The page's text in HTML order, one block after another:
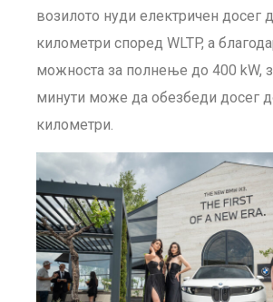
возилото нуди електричен досег
километри според WLTP, а
можноста за полнење до 400 kW,
минути може да обезбеди досег
километри.